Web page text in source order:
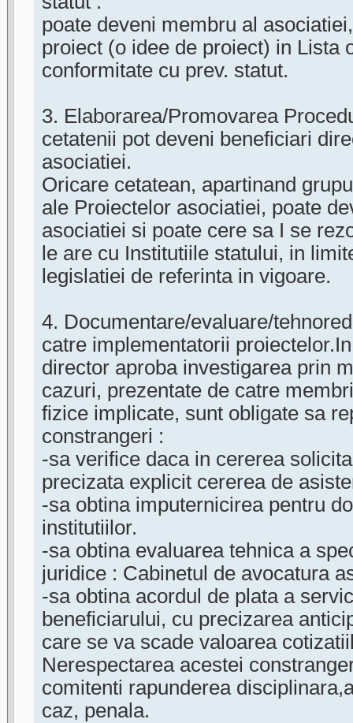
poate deveni membru al
proiect (o idee de proiect) in Lista
conformitate cu prev. statut.
3. Elaborarea/Promovarea
cetatenii pot deveni beneficiari
asociatiei.
Oricare cetatean, apartinand
ale Proiectelor asociatiei, poate
asociatiei si poate cere sa I se
le are cu Institutiile statului, in
legislatiei de referinta in vigoare.
4. Documentare/evaluare/
catre implementatorii
director aproba investigarea prin
cazuri, prezentate de catre
fizice implicate, sunt obligate sa
constrangeri :
-sa verifice daca in cererea
precizata explicit cererea de
-sa obtina imputernicirea pentru
institutiilor.
-sa obtina evaluarea tehnica a
juridice : Cabinetul de avocatura
-sa obtina acordul de plata a
beneficiarului, cu precizarea
care se va scade valoarea
Nerespectarea acestei
comitenti rapunderea
caz, penala.